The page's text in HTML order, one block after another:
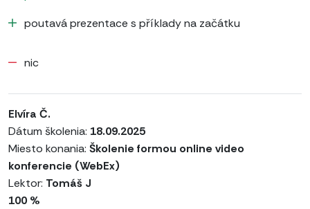
poutavá prezentace s příklady na začátku
nic
Elvíra Č.
Dátum školenia: 18.09.2025
Miesto konania: Školenie formou online video
konferencie (WebEx)
Lektor: Tomáš J
100 %